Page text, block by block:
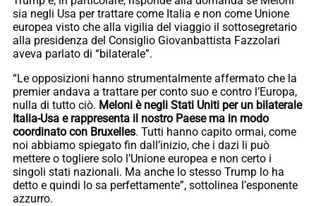
sia negli Usa per trattare come Italia e non come Unione
europea visto che alla vigilia del viaggio il sottosegretario
alla presidenza del Consiglio Giovanbattista Fazzolari
aveva parlato di “bilaterale”.
“Le opposizioni hanno strumentalmente affermato che la
premier andava a trattare per conto suo e contro l’Europa,
nulla di tutto ciò. Meloni è negli Stati Uniti per un bilaterale
Italia-Usa e rappresenta il nostro Paese ma in modo
coordinato con Bruxelles. Tutti hanno capito ormai, come
noi abbiamo spiegato fin dall’inizio, che i dazi li può
mettere o togliere solo l’Unione europea e non certo i
singoli stati nazionali. Ma anche lo stesso Trump lo ha
detto e quindi lo sa perfettamente”, sottolinea l’esponente
azzurro.